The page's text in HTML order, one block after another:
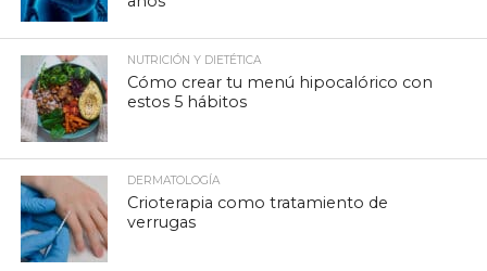
NUTRICIÓN Y DIETÉTICA
Cómo crear tu menú hipocalórico con
estos 5 hábitos
DERMATOLOGÍA
Crioterapia como tratamiento de
verrugas